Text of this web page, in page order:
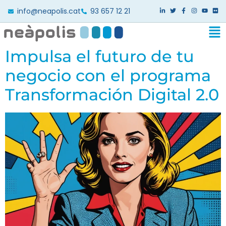
info@neapolis.cat 93 657 12 21
Impulsa el futuro de tu
negocio con el programa
Transformación Digital 2.0